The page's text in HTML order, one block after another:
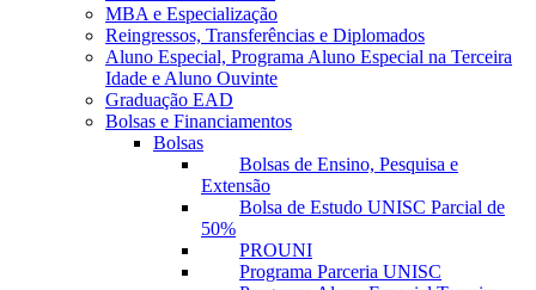
MBA e Especialização
Reingressos, Transferências e Diplomados
Aluno Especial, Programa Aluno Especial na Terceira
Idade e Aluno Ouvinte
Graduação EAD
Bolsas e Financiamentos
Bolsas
Bolsas de Ensino, Pesquisa e
Extensão
Bolsa de Estudo UNISC Parcial de
50%
PROUNI
Programa Parceria UNISC